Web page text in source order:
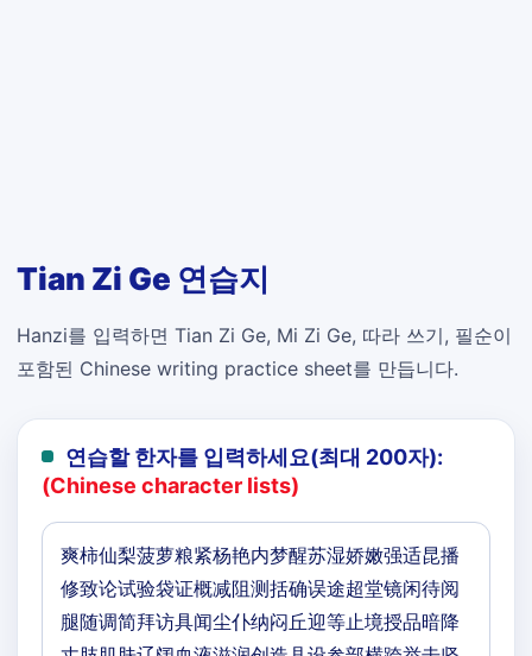
Tian Zi Ge 연습지
Hanzi를 입력하면 Tian Zi Ge, Mi Zi Ge, 따라 쓰기, 필순이
포함된 Chinese writing practice sheet를 만듭니다.
연습할 한자를 입력하세요(최대 200자):
(Chinese character lists)